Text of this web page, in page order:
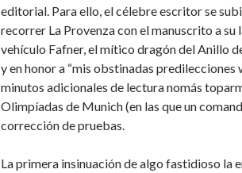
editorial. Para ello, el célebre escritor se
recorrer La Provenza con el manuscrito a
vehículo Fafner, el mítico dragón del Anillo
y en honor a “mis obstinadas predilecciones
minutos adicionales de lectura nomás
Olimpíadas de Munich (en las que un
corrección de pruebas.
La primera insinuación de algo fastidioso la